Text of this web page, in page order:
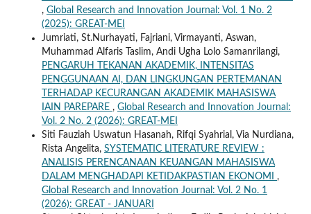
, Global Research and Innovation Journal: Vol. 1 No. 2
(2025): GREAT-MEI
Jumriati, St.Nurhayati, Fajriani, Virmayanti, Aswan,
Muhammad Alfaris Taslim, Andi Ugha Lolo Samanrilangi,
PENGARUH TEKANAN AKADEMIK, INTENSITAS
PENGGUNAAN AI, DAN LINGKUNGAN PERTEMANAN
TERHADAP KECURANGAN AKADEMIK MAHASISWA
IAIN PAREPARE , Global Research and Innovation Journal:
Vol. 2 No. 2 (2026): GREAT-MEI
Siti Fauziah Uswatun Hasanah, Rifqi Syahrial, Via Nurdiana,
Rista Angelita, SYSTEMATIC LITERATURE REVIEW :
ANALISIS PERENCANAAN KEUANGAN MAHASISWA
DALAM MENGHADAPI KETIDAKPASTIAN EKONOMI ,
Global Research and Innovation Journal: Vol. 2 No. 1
(2026): GREAT - JANUARI